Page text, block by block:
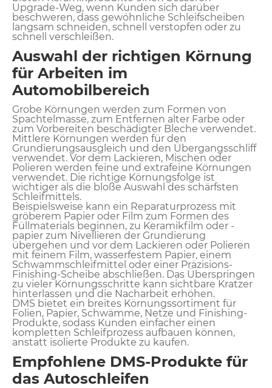
Upgrade-Weg, wenn Kunden sich darüber
beschweren, dass gewöhnliche Schleifscheiben
langsam schneiden, schnell verstopfen oder zu
schnell verschleißen.
Auswahl der richtigen Körnung
für Arbeiten im
Automobilbereich
Grobe Körnungen werden zum Formen von
Spachtelmasse, zum Entfernen alter Farbe oder
zum Vorbereiten beschädigter Bleche verwendet.
Mittlere Körnungen werden für den
Grundierungsausgleich und den Übergangsschliff
verwendet. Vor dem Lackieren, Mischen oder
Polieren werden feine und extrafeine Körnungen
verwendet. Die richtige Körnungsfolge ist
wichtiger als die bloße Auswahl des schärfsten
Schleifmittels.
Beispielsweise kann ein Reparaturprozess mit
gröberem Papier oder Film zum Formen des
Füllmaterials beginnen, zu Keramikfilm oder -
papier zum Nivellieren der Grundierung
übergehen und vor dem Lackieren oder Polieren
mit feinem Film, wasserfestem Papier, einem
Schwammschleifmittel oder einer Präzisions-
Finishing-Scheibe abschließen. Das Überspringen
zu vieler Körnungsschritte kann sichtbare Kratzer
hinterlassen und die Nacharbeit erhöhen.
DMS bietet ein breites Körnungssortiment für
Folien, Papier, Schwämme, Netze und Finishing-
Produkte, sodass Kunden einfacher einen
kompletten Schleifprozess aufbauen können,
anstatt isolierte Produkte zu kaufen.
Empfohlene DMS-Produkte für
das Autoschleifen